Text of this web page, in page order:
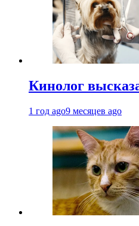
Кинолог
1 год ago9 месяцев ago